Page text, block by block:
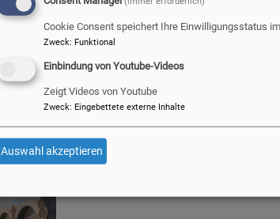
Gottesdienst am 10.
Sonntag, den 9. August um 10 Uhr in
Cookie Consent speichert Ihre Einwilligungsstatus
Zweck: Funktional
Einbindung von Youtube-Videos
Zeigt Videos von Youtube
Zweck: Eingebettete externe Inhalte
Auswahl akzeptieren